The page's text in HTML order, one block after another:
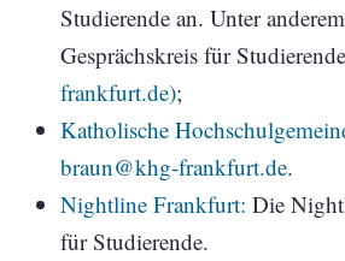
Studierende an. Unter
Gesprächskreis für
frankfurt.de);
Katholische
braun@khg-frankfurt.de.
Nightline Frankfurt: Die
für Studierende.